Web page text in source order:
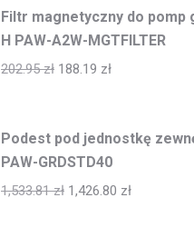
Filtr magnetyczny do pomp
H PAW-A2W-MGTFILTER
202.95zł 188.19 zł
Podest pod jednostkę
PAW-GRDSTD40
1,533.81zł 1,426.80 zł